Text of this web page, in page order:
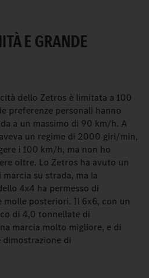
E GRANDE
dello Zetros è limitata a 100
preferenze personali hanno
a un massimo di 90 km/h. A
un regime di 2000 giri/min,
i 100 km/h, ma non ho
oltre. Lo Zetros ha avuto un
su strada, ma la
4x4 ha permesso di
posteriori. Il 6x6, con un
di 4,0 tonnellate di
marcia molto migliore, e di
dimostrazione di